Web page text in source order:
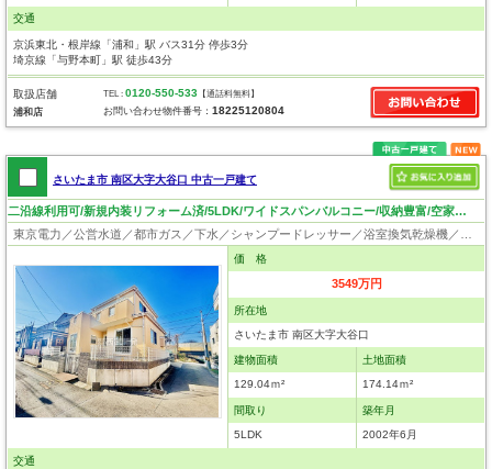
交通
京浜東北・根岸線「浦和」駅 バス31分 停歩3分
埼京線「与野本町」駅 徒歩43分
取扱店舗
浦和店
TEL :0120-550-533 【通話料無料】
お問い合わせ物件番号：18225120804
さいたま市 南区大字大谷口 中古一戸建て
二沿線利用可/新規内装リフォーム済/5LDK/ワイドスパンバルコニー/収納豊富/空家なのでいつでも見学可！
価 格
3549万円
所在地
さいたま市 南区大字大谷口
建物面積
129.04ｍ²
土地面積
174.14ｍ²
間取り
5LDK
築年月
2002年6月
交通